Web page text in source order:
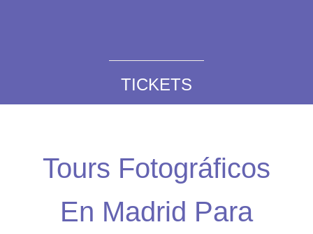
TICKETS
Tours Fotográficos
En Madrid Para